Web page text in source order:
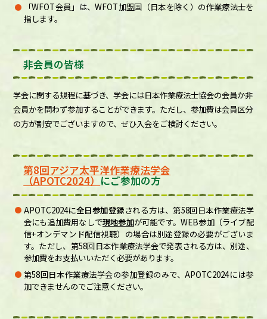
「WFOT会員」は、WFOT加盟国（日本を除く）の作業療法士を
指します。
非会員の皆様
学会に関する規程に基づき、学会には日本作業療法士協会の会員か非
会員かを問わず参加することができます。ただし、参加費は会員区分
の方が割安でございますので、ぜひ入会をご検討ください。
第8回アジア太平洋作業療法学会
（APOTC2024） にご参加の方
APOTC2024に全日参加登録される方は、第58回日本作業療法学
会にも追加費用なしで現地参加が可能です。WEB参加（ライブ配
信+オンデマンド配信視聴）の場合は別途登録の必要がございま
す。ただし、第58回日本作業療法学会で発表される方は、別途、
参加費をお支払いいただく必要があります。
第58回日本作業療法学会の参加登録のみで、APOTC2024には参
加できませんのでご注意ください。